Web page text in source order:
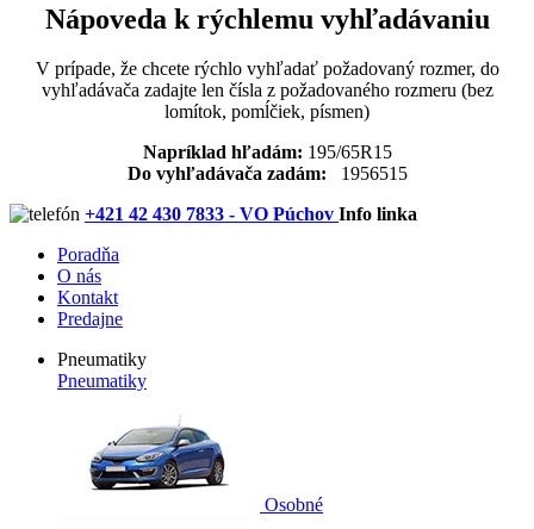
Nápoveda k rýchlemu vyhľadávaniu
V prípade, že chcete rýchlo vyhľadať požadovaný rozmer, do
vyhľadávača zadajte len čísla z požadovaného rozmeru (bez
lomítok, pomĺčiek, písmen)
Napríklad hľadám: 195/65R15
Do vyhľadávača zadám: 1956515
+421 42 430 7833 - VO Púchov Info linka
Poradňa
O nás
Kontakt
Predajne
Pneumatiky
Pneumatiky
Osobné